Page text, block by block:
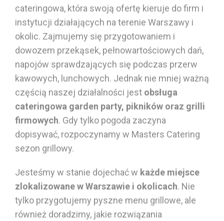
cateringowa, która swoją ofertę kieruje do firm i
instytucji działających na terenie Warszawy i
okolic. Zajmujemy się przygotowaniem i
dowozem przekąsek, pełnowartościowych dań,
napojów sprawdzających się podczas przerw
kawowych, lunchowych. Jednak nie mniej ważną
częścią naszej działalności jest obsługa
cateringowa garden party, pikników oraz grilli
firmowych. Gdy tylko pogoda zaczyna
dopisywać, rozpoczynamy w Masters Catering
sezon grillowy.
Jesteśmy w stanie dojechać w każde miejsce
zlokalizowane w Warszawie i okolicach. Nie
tylko przygotujemy pyszne menu grillowe, ale
również doradzimy, jakie rozwiązania